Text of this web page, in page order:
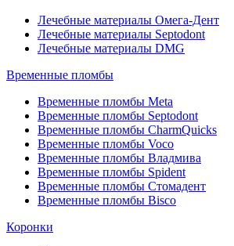
Лечебные материалы Омега-Дент
Лечебные материалы Septodont
Лечебные материалы DMG
Временные пломбы
Временные пломбы Meta
Временные пломбы Septodont
Временные пломбы CharmQuicks
Временные пломбы Voco
Временные пломбы Владмива
Временные пломбы Spident
Временные пломбы Стомадент
Временные пломбы Bisco
Коронки